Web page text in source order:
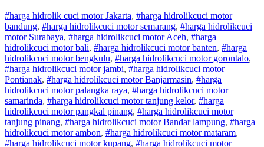
#harga hidrolik cuci motor Jakarta, #harga hidrolikcuci motor
bandung, #harga hidrolikcuci motorsemarang, #harga hidrolikcuci
motorSurabaya, #harga hidrolikcuci motorAceh, #harga
hidrolikcuci motorbali, #harga hidrolikcuci motorbanten, #harga
hidrolikcuci motorbengkulu, #harga hidrolikcuci motorgorontalo,
#harga hidrolikcuci motorjambi, #harga hidrolikcuci motor
Pontianak, #harga hidrolikcuci motorBanjarmasin, #harga
hidrolikcuci motorpalangka raya, #harga hidrolikcuci motor
samarinda, #harga hidrolikcuci motortanjung kelor, #harga
hidrolikcuci motorpangkal pinang, #harga hidrolikcuci motor
tanjung pinang, #harga hidrolikcuci motorBandar lampung, #harga
hidrolikcuci motorambon, #harga hidrolikcuci motormataram,
#harga hidrolikcuci motorkupang, #harga hidrolikcuci motor